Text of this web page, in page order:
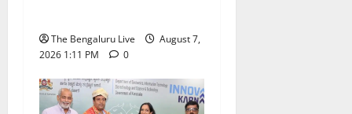
The Bengaluru Live
August 7,
2026 1:11 PM
0